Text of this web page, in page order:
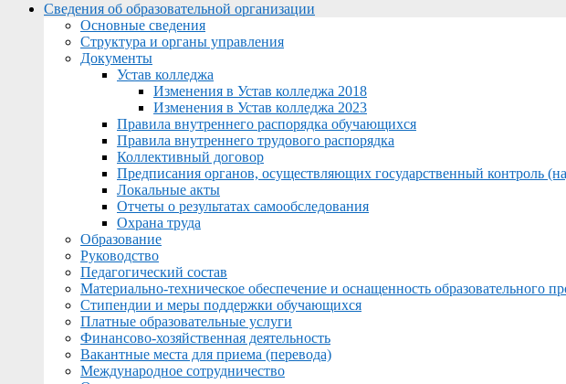
Menu
Сведения об образовательной организации
Основные сведения
Структура и органы управления
Документы
Устав колледжа
Изменения в Устав колледжа 2018
Изменения в Устав колледжа 2023
Правила внутреннего распорядка обучающихся
Правила внутреннего трудового распорядка
Коллективный договор
Предписания органов, осуществляющих государственный контроль
Локальные акты
Отчеты о результатах самообследования
Охрана труда
Образование
Руководство
Педагогический состав
Материально-техническое обеспечение и оснащенность образовательного
Стипендии и меры поддержки обучающихся
Платные образовательные услуги
Финансово-хозяйственная деятельность
Вакантные места для приема (перевода)
Международное сотрудничество